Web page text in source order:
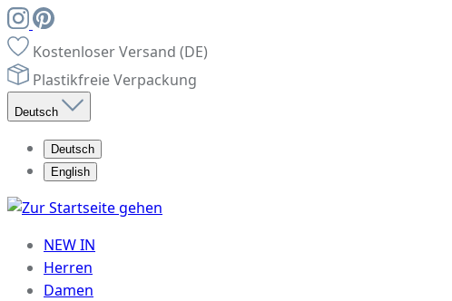
Kostenloser Versand (DE)
Plastikfreie Verpackung
Deutsch
Deutsch
English
NEW IN
Herren
Damen